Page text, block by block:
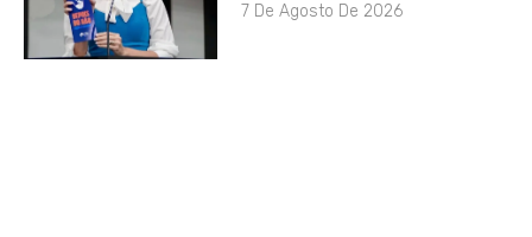
7 De Agosto De 2026